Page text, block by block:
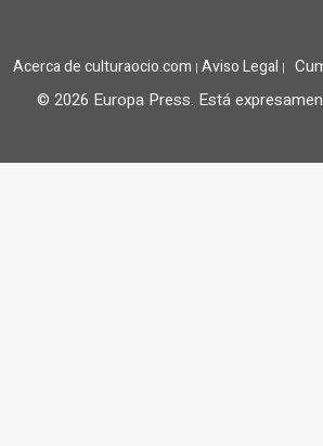
Acerca de culturaocio.com | Aviso Legal |
© 2026 Europa Press. Está